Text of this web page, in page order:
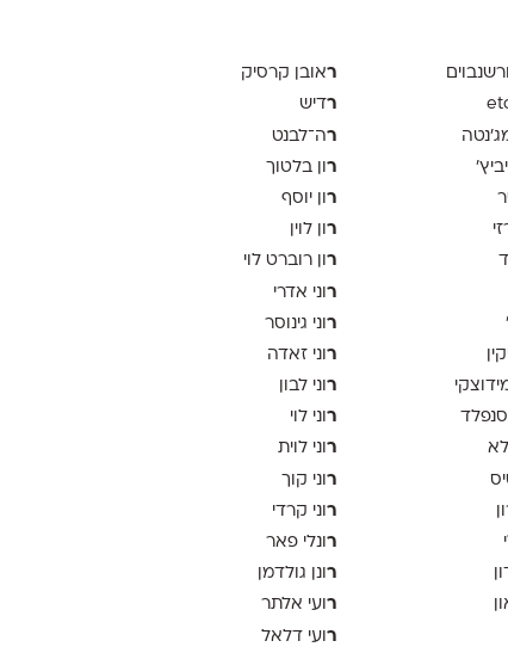
ראובן קרסיק
רדיש
רה־לבנט
רון בלטוך
רון יוסף
רון לוין
רון רוברט לוי
רוני אדרי
רוני גינוסר
רוני זאדה
רוני לבון
רוני לוי
רוני לוית
רוני קוך
רוני קרדי
רונלי פאר
רונן גולדמן
רועי אלתר
רועי דלאל